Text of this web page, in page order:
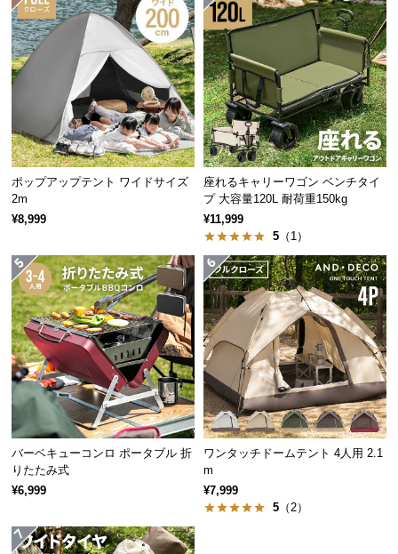
品
の
配
て
型
品
の
配
送
に
つ
い
て
開
梱
ー
商品サイズ
※単位は「センチメートル」になります
幅 長さ 直径
約2.5㎝ 約14㎝ 約0.3㎝
ポップアップテント ワイドサイズ
2m
¥8,999
座れるキャリーワゴン ベンチタイ
プ 大容量120L 耐荷重150kg
¥11,999
5 （1）
バーベキューコンロ ポータブル 折
りたたみ式
¥6,999
ワンタッチドームテント 4人用 2.1
m
¥7,999
5 （2）